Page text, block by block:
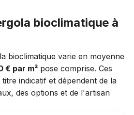
bioclimatique à
bioclimatique varie en moyenne
€ par m² pose comprise. Ces
indicatif et dépendent de la
des options et de l'artisan